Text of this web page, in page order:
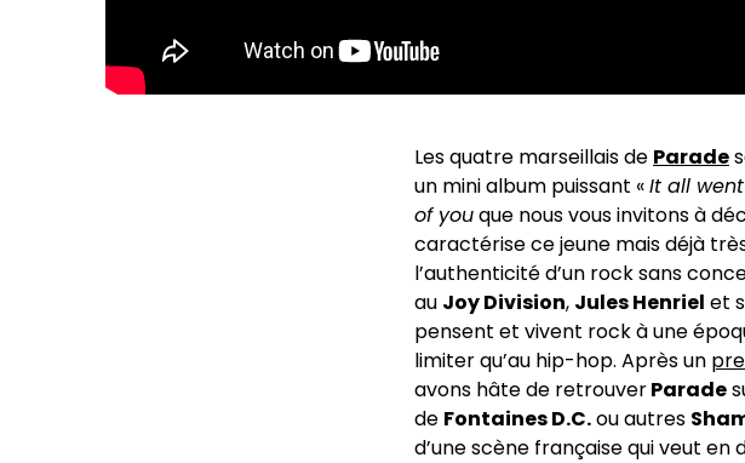
Les quatre marseillais de Parade
un mini album puissant «It all
of youque nous vous invitons à
caractérise ce jeune mais déjà
l’authenticité d’un rock sans
au Joy Division, Jules Henriel et
pensent et vivent rock à une
limiter qu’au hip-hop. Après un
avons hâte de retrouverParade
de Fontaines D.C.ou autres
d’une scène française qui veut en